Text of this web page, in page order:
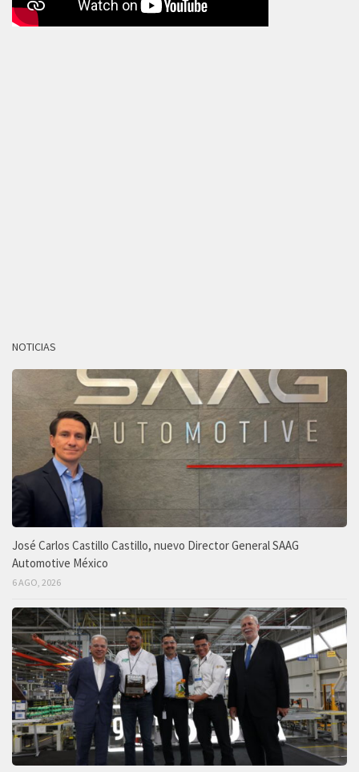
NOTICIAS
José Carlos Castillo Castillo, nuevo Director General SAAG
Automotive México
6 AGO, 2026